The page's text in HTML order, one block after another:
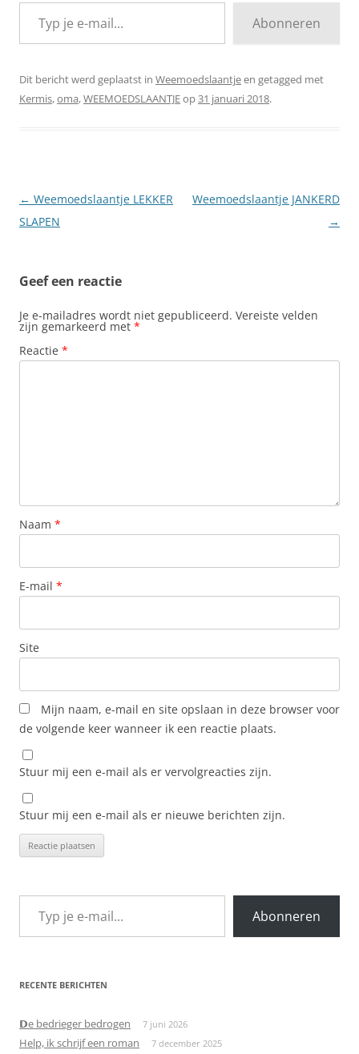
Abonneren
Dit bericht werd geplaatst in Weemoedslaantjeen getagged met
Kermis,oma,WEEMOEDSLAANTJEop31 januari 2018.
Berichtnavigatie
← Weemoedslaantje LEKKER
SLAPEN
Weemoedslaantje JANKERD
→
Geef een reactie
Je e-mailadres wordt niet gepubliceerd. Vereiste velden
zijn gemarkeerd met *
Reactie *
Naam *
E-mail *
Site
Mijn naam, e-mail en site opslaan in deze browser voor
de volgende keer wanneer ik een reactie plaats.
Stuur mij een e-mail als er vervolgreacties zijn.
Stuur mij een e-mail als er nieuwe berichten zijn.
Typ je e-mail...
Abonneren
RECENTE BERICHTEN
𝗗e bedrieger bedrogen 7 juni 2026
Help, ik schrijf een roman 7 december 2025